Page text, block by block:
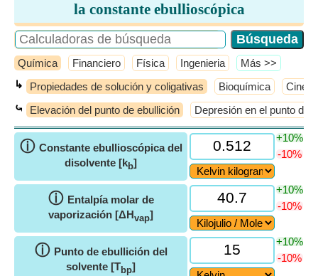
la constante ebullioscópica
Química Financiero Física Ingenieria ​Más >>
↳ Propiedades de solución y coligativas Bioquímica
⤿ Elevación del punto de ebullición Depresión en el punto de
ⓘ Constante ebullioscópica del
disolvente [kb]
+10%
-10%
ⓘ Entalpía molar de
vaporización [ΔHvap]
+10%
-10%
ⓘ Punto de ebullición del
solvente [Tbp]
+10%
-10%